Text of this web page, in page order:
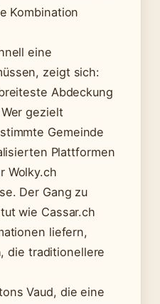
Kombination
eine
zeigt sich:
Abdeckung
gezielt
Gemeinde
Plattformen
Wolky.ch
Der Gang zu
wie Cassar.ch
liefern,
die traditionellere
Vaud, die eine